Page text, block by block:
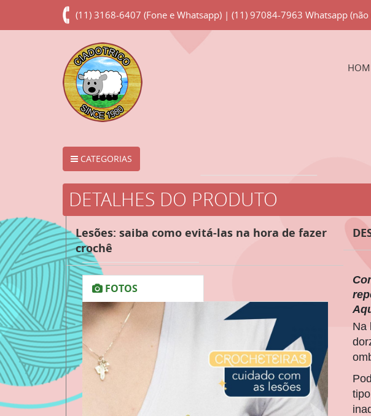
(11) 3168-6407 (Fone e Whatsapp) | (11) 97084-7963 Whatsapp (não
CATEGORIAS
DETALHES DO PRODUTO
Lesões: saiba como evitá-las na hora de fazer
crochê
FOTOS
Na